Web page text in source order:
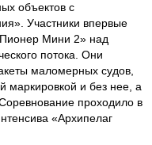
объектов с
Участники впервые
Мини 2» над
потока. Они
маломерных судов,
маркировкой и без нее, а
проходило в
«Архипелаг